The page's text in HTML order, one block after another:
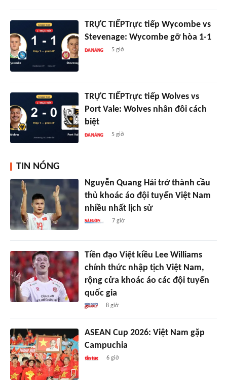
TRỰC TIẾPTrực tiếp Wycombe vs
Stevenage: Wycombe gỡ hòa 1-1
5 giờ
TRỰC TIẾPTrực tiếp Wolves vs
Port Vale: Wolves nhân đôi cách
biệt
5 giờ
TIN NÓNG
Nguyễn Quang Hải trở thành cầu
thủ khoác áo đội tuyển Việt Nam
nhiều nhất lịch sử
7 giờ
Tiền đạo Việt kiều Lee Williams
chính thức nhập tịch Việt Nam,
rộng cửa khoác áo các đội tuyển
quốc gia
8 giờ
ASEAN Cup 2026: Việt Nam gặp
Campuchia
6 giờ